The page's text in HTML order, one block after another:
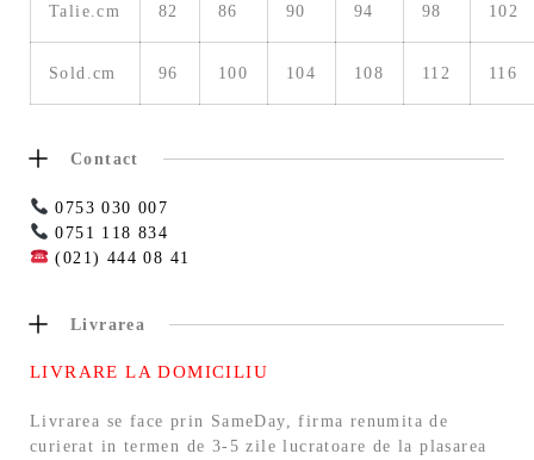
Talie.cm 82 86 90 94 98 102
Sold.cm 96 100 104 108 112 116
Contact
0753 030 007
0751 118 834
(021) 444 08 41
Livrarea
LIVRARE LA DOMICILIU
Livrarea se face prin SameDay, firma renumita de
curierat in termen de 3-5 zile lucratoare de la plasarea